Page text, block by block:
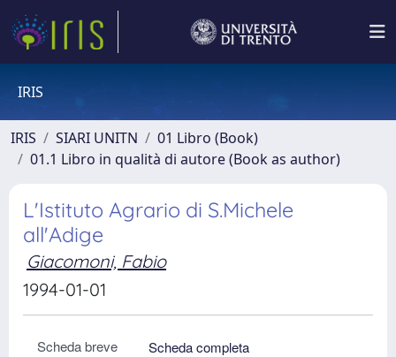
IRIS
IRIS SIARI UNITN
01 Libro (Book)
01.1 Libro in qualità di autore (Book as author)
L'Istituto Agrario di S.Michele
all'Adige
Giacomoni, Fabio
1994-01-01
Scheda breve
Scheda completa